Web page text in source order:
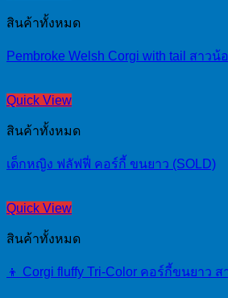
สินค้าทั้งหมด
Pembroke Welsh Corgi with tail สาว
Quick View
สินค้าทั้งหมด
เด็กหญิง ฟลัฟฟี่ คอร์กี้ ขนยาว (SOLD)
Quick View
สินค้าทั้งหมด
👦 Corgi fluffy Tri-Color คอร์กี้ขนยาว